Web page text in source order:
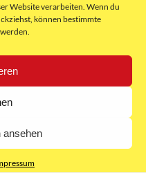
Website verarbeiten. Wenn du
können bestimmte
ansehen